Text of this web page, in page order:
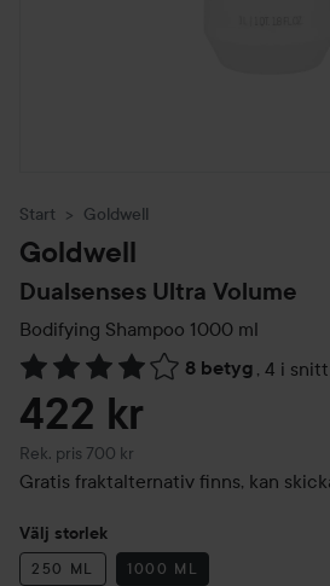
Start Goldwell
Goldwell
Dualsenses Ultra Volume
Bodifying Shampoo 1000 ml
8 betyg , 4 i snitt
Hoppa till Betyg & kommentarer
422 kr
Rek. pris 700 kr
Rekommenderat pris 700 kr
Gratis fraktalternativ finns, kan
Välj storlek
250 ML 1000 ML